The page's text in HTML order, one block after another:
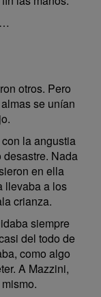
otros. Pero
se unían
la angustia
desastre. Nada
en ella
llevaba a los
crianza.
siempre
del todo de
como algo
A Mazzini,